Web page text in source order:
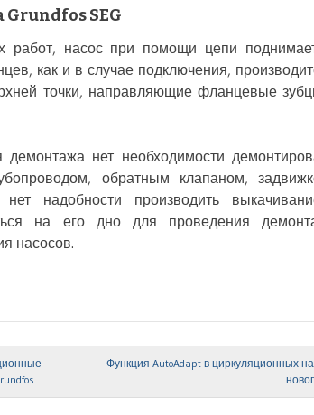
SEG
работ, насос при помощи цепи
как и в случае подключения,
точки, направляющие фланцевые
нет необходимости
обратным клапаном,
надобности производить
на его дно для проведения
насосов.
Функция AutoAdapt в циркуляционных